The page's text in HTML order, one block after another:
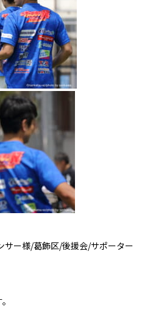
サー様/葛飾区/後援会/サポーター